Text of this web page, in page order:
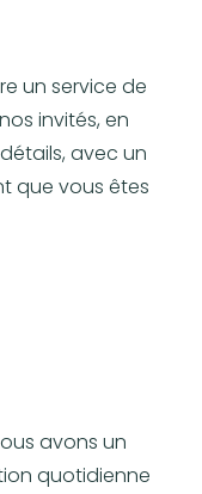
un service de
invités, en
avec un
que vous êtes
avons un
quotidienne